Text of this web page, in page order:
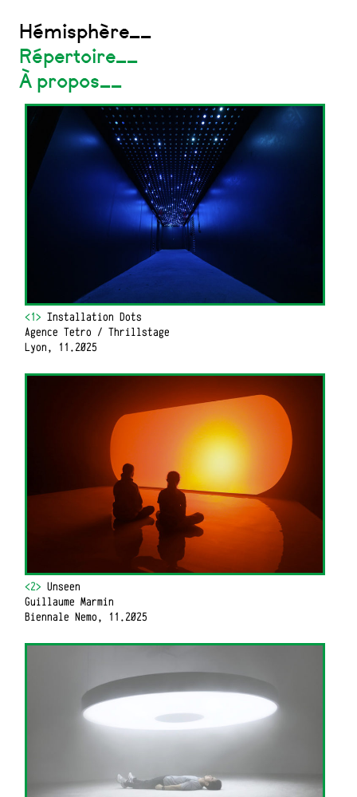
Hémisphère__
Répertoire__
À propos__
<1>Installation Dots
Agence Tetro / Thrillstage
Lyon, 11.2025
<2>Unseen
Guillaume Marmin
Biennale Nemo, 11.2025